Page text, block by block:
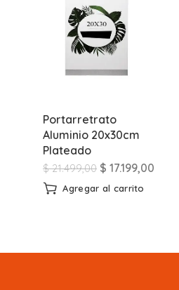
Portarretrato
Aluminio 20x30cm
Plateado
$21.499,00 $ 17.199,00
Agregar al carrito